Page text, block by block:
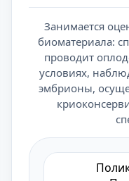
Занимается
биоматериала:
проводит
условиях,
эмбрионы,